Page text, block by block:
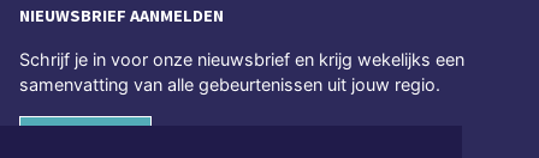
NIEUWSBRIEF AANMELDEN
Schrijf je in voor onze nieuwsbrief en krijg wekelijks een
samenvatting van alle gebeurtenissen uit jouw regio.